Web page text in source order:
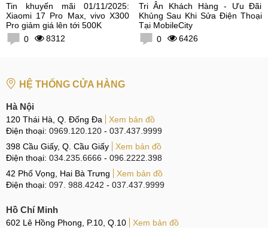
Tin khuyến mãi 01/11/2025:
Xiaomi 17 Pro Max, vivo X300
Pro giảm giá lên tới 500K
0
8312
Tri Ân Khách Hàng - Ưu Đãi
Khủng Sau Khi Sửa Điện Thoại
Tại MobileCity
0
6426
HỆ THỐNG CỬA HÀNG
Hà Nội
120 Thái Hà, Q. Đống Đa
Xem bản đồ
Điện thoại: 0969.120.120 - 037.437.9999
398 Cầu Giấy, Q. Cầu Giấy
Xem bản đồ
Điện thoại: 034.235.6666 - 096.2222.398
42 Phố Vọng, Hai Bà Trưng
Xem bản đồ
Điện thoại: 097. 988.4242 - 037.437.9999
Hồ Chí Minh
602 Lê Hồng Phong, P.10, Q.10
Xem bản đồ